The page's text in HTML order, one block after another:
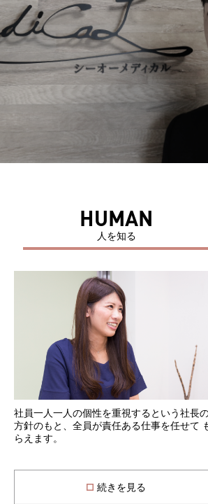
HUMAN
人を知る
社員一人一人の個性を重視するという社長
方針のもと、全員が責任ある仕事を任せて
らえます。
続きを見る